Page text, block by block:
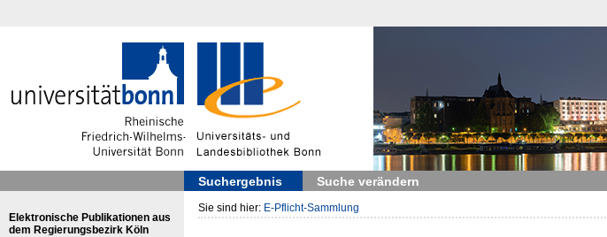
Suchergebnis Suche verändern
Elektronische Publikationen aus
dem Regierungsbezirk Köln
Sie sind hier: E-Pflicht-Sammlung